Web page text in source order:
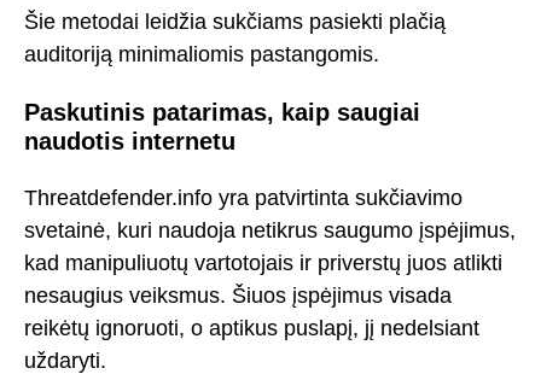
Šie metodai leidžia sukčiams pasiekti plačią
auditoriją minimaliomis pastangomis.
Paskutinis patarimas, kaip saugiai
naudotis internetu
Threatdefender.info yra patvirtinta sukčiavimo
svetainė, kuri naudoja netikrus saugumo įspėjimus,
kad manipuliuotų vartotojais ir priverstų juos atlikti
nesaugius veiksmus. Šiuos įspėjimus visada
reikėtų ignoruoti, o aptikus puslapį, jį nedelsiant
uždaryti.